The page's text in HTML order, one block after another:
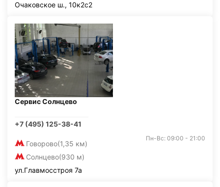
Очаковское ш., 10к2с2
Сервис Солнцево
+7 (495) 125-38-41
Говорово(1,35 км)
Солнцево(930 м)
Пн-Вс: 09:00 - 21:00
ул.Главмосстроя 7а